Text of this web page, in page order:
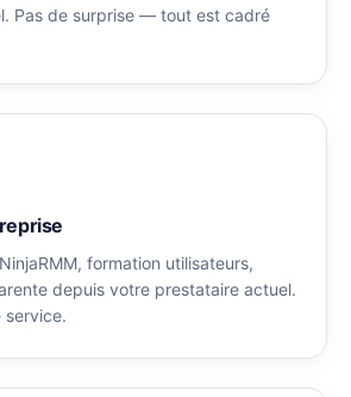
Pas de surprise — tout est cadré
formation utilisateurs,
depuis votre prestataire actuel.
service.